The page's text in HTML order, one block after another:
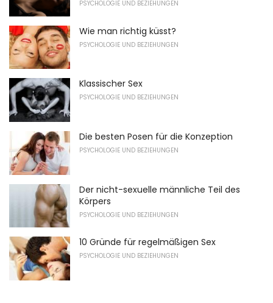
PSYCHOLOGIE UND BEZIEHUNGEN
Wie man richtig küsst?
PSYCHOLOGIE UND BEZIEHUNGEN
Klassischer Sex
PSYCHOLOGIE UND BEZIEHUNGEN
Die besten Posen für die Konzeption
PSYCHOLOGIE UND BEZIEHUNGEN
Der nicht-sexuelle männliche Teil des
Körpers
PSYCHOLOGIE UND BEZIEHUNGEN
10 Gründe für regelmäßigen Sex
PSYCHOLOGIE UND BEZIEHUNGEN